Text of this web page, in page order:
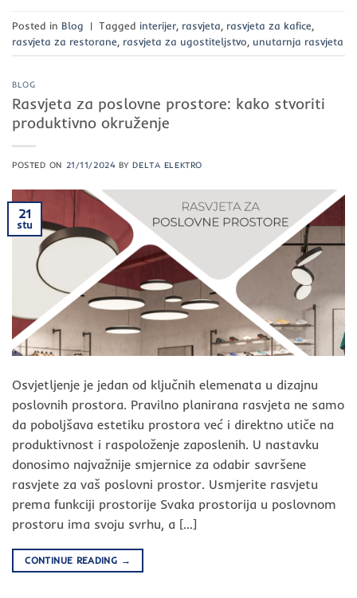
Posted in Blog | Tagged interijer, rasvjeta, rasvjeta za kafice,
rasvjeta za restorane, rasvjeta za ugostiteljstvo, unutarnja rasvjeta
BLOG
Rasvjeta za poslovne prostore: kako stvoriti
produktivno okruženje
POSTED ON 21/11/2024 BYDELTA ELEKTRO
21
stu
Osvjetljenje je jedan od ključnih elemenata u dizajnu
poslovnih prostora. Pravilno planirana rasvjeta ne samo
da poboljšava estetiku prostora već i direktno utiče na
produktivnost i raspoloženje zaposlenih. U nastavku
donosimo najvažnije smjernice za odabir savršene
rasvjete za vaš poslovni prostor. Usmjerite rasvjetu
prema funkciji prostorije Svaka prostorija u poslovnom
prostoru ima svoju svrhu, a […]
CONTINUE READING →